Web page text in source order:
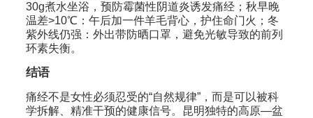
30g煮水坐浴，预防霉菌性阴道炎诱发痛经；秋早晚
温差>10℃：午后加一件羊毛背心，护住命门火；冬
紫外线仍强：外出带防晒口罩，避免光敏导致的前列
环素失衡。
结语
痛经不是女性必须忍受的“自然规律”，而是可以被科
学拆解、精准干预的健康信号。昆明独特的高原—盆